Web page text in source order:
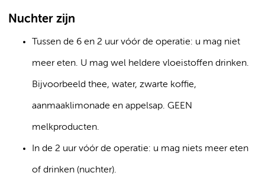
Nuchter zijn
Tussen de 6 en 2 uur vóór de operatie: u mag niet
meer eten. U mag wel heldere vloeistoffen drinken.
Bijvoorbeeld thee, water, zwarte koffie,
aanmaaklimonade en appelsap. GEEN
melkproducten.
In de 2 uur vóór de operatie: u mag niets meer eten
of drinken (nuchter).